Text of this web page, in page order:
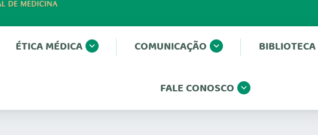
ÉTICA MÉDICA COMUNICAÇÃO BIBLIOTECA
FALE CONOSCO